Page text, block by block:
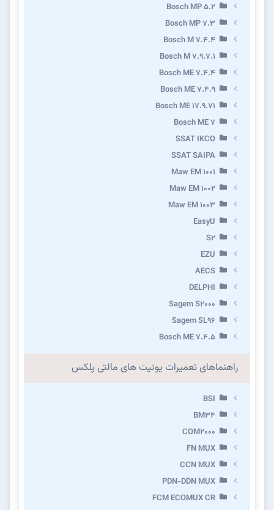
Bosch MP 5.2
Bosch MP 7.3
Bosch M 7.4.4
Bosch M 7.9.7.1
Bosch ME 7.4.4
Bosch ME 7.4.9
Bosch ME 17.9.71
Bosch ME 7
SSAT IKCO
SSAT SAIPA
Maw EM 1001
Maw EM 1002
Maw EM 1003
EasyU
S2
EZU
AECS
DELPHI
Sagem S2000
Sagem SL96
Bosch ME 7.4.5
راهنماهای تعمیرات یونیت های مالتی پلکس
BSI
BM34
COM2000
FN MUX
CCN MUX
PDN-DDN MUX
FCM ECOMUX CR